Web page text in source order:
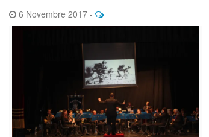
6 Novembre 2017 -